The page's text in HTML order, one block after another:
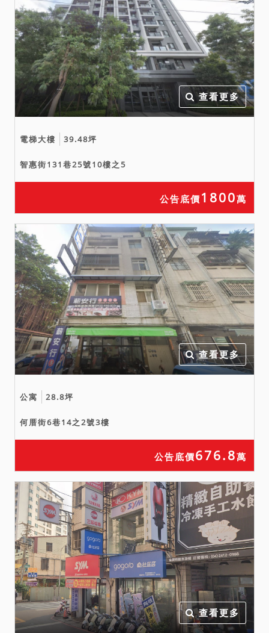
三、保證金新台幣：參佰肆
拾萬陸仟元。
查看更多
電梯大樓 39.48坪
智惠街131巷25號10樓之5
公告底價 1800萬
查看更多
公寓 28.8坪
何厝街6巷14之2號3樓
公告底價676.8萬
查看更多